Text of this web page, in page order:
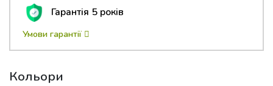
Гарантія 5 років
Умови гарантії
Кольори